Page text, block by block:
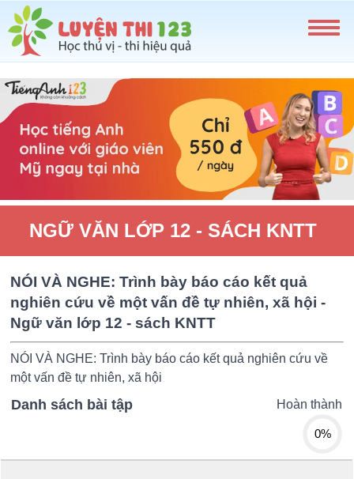
NGỮ VĂN LỚP 12 - SÁCH KNTT
NÓI VÀ NGHE: Trình bày báo cáo kết quả
nghiên cứu về một vấn đề tự nhiên, xã hội -
Ngữ văn lớp 12 - sách KNTT
NÓI VÀ NGHE: Trình bày báo cáo kết quả nghiên cứu về
một vấn đề tự nhiên, xã hội
Danh sách bài tập Hoàn thành
0%